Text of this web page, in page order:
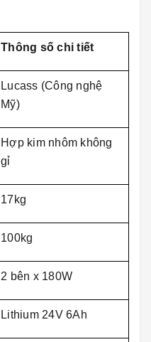
Thông số chi tiết
Lucass (Công nghệ
Mỹ)
Hợp kim nhôm không
gỉ
17kg
100kg
2 bên x 180W
Lithium 24V 6Ah